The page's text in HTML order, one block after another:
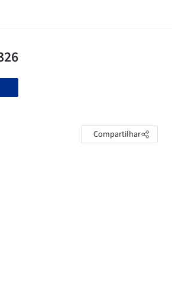
Compartilhar